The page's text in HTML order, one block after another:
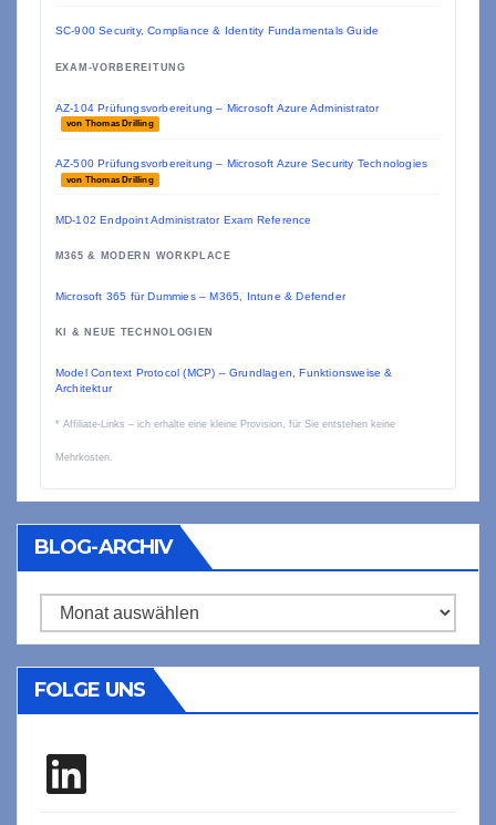
SC-900 Security, Compliance & Identity Fundamentals Guide
EXAM-VORBEREITUNG
AZ-104 Prüfungsvorbereitung – Microsoft Azure Administrator
von Thomas Drilling
AZ-500 Prüfungsvorbereitung – Microsoft Azure Security Technologies
von Thomas Drilling
MD-102 Endpoint Administrator Exam Reference
M365 & MODERN WORKPLACE
Microsoft 365 für Dummies – M365, Intune & Defender
KI & NEUE TECHNOLOGIEN
Model Context Protocol (MCP) – Grundlagen, Funktionsweise &
Architektur
* Affiliate-Links – ich erhalte eine kleine Provision, für Sie entstehen keine
Mehrkosten.
BLOG-ARCHIV
Blog-
Archiv
FOLGE UNS
LinkedIn